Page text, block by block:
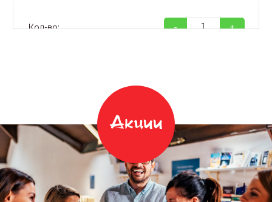
Кол-во: - +
Акции